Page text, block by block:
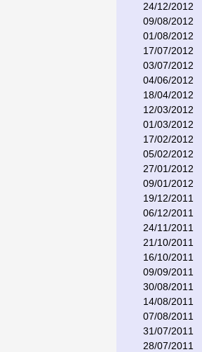
24/12/2012
09/08/2012
01/08/2012
17/07/2012
03/07/2012
04/06/2012
18/04/2012
12/03/2012
01/03/2012
17/02/2012
05/02/2012
27/01/2012
09/01/2012
19/12/2011
06/12/2011
24/11/2011
21/10/2011
16/10/2011
09/09/2011
30/08/2011
14/08/2011
07/08/2011
31/07/2011
28/07/2011